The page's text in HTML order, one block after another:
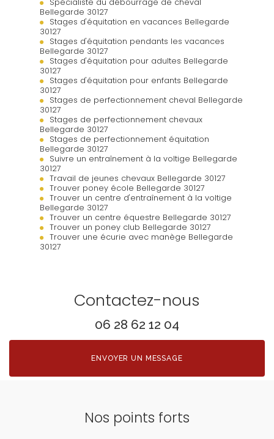
Bellegarde 30127
Stages d'équitation en vacances Bellegarde
30127
Stages d'équitation pendants les vacances
Bellegarde 30127
Stages d'équitation pour adultes Bellegarde
30127
Stages d'équitation pour enfants Bellegarde
30127
Stages de perfectionnement cheval Bellegarde
30127
Stages de perfectionnement chevaux
Bellegarde 30127
Stages de perfectionnement équitation
Bellegarde 30127
Suivre un entraînement à la voltige Bellegarde
30127
Travail de jeunes chevaux Bellegarde 30127
Trouver poney école Bellegarde 30127
Trouver un centre d'entraînement à la voltige
Bellegarde 30127
Trouver un centre équestre Bellegarde 30127
Trouver un poney club Bellegarde 30127
Trouver une écurie avec manège Bellegarde
30127
Contactez-nous
06 28 62 12 04
ENVOYER UN MESSAGE
Nos points forts